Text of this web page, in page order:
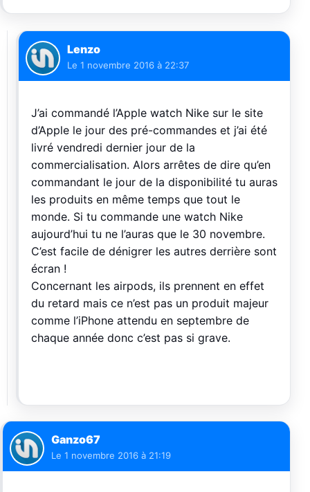
Lenzo
Le 1 novembre 2016 à 22:37
J’ai commandé l’Apple watch Nike sur le site
d’Apple le jour des pré-commandes et j’ai été
livré vendredi dernier jour de la
commercialisation. Alors arrêtes de dire qu’en
commandant le jour de la disponibilité tu auras
les produits en même temps que tout le
monde. Si tu commande une watch Nike
aujourd’hui tu ne l’auras que le 30 novembre.
C’est facile de dénigrer les autres derrière sont
écran !
Concernant les airpods, ils prennent en effet
du retard mais ce n’est pas un produit majeur
comme l’iPhone attendu en septembre de
chaque année donc c’est pas si grave.
Ganzo67
Le 1 novembre 2016 à 21:19